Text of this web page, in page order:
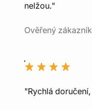
nelžou."
Ověřený
"Rychlá